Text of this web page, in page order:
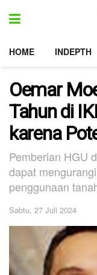
HOME INDEPTH
Oemar
Tahun di
karena
Pemberian HGU
dapat
penggunaan
Sabtu, 27 Juli 2024